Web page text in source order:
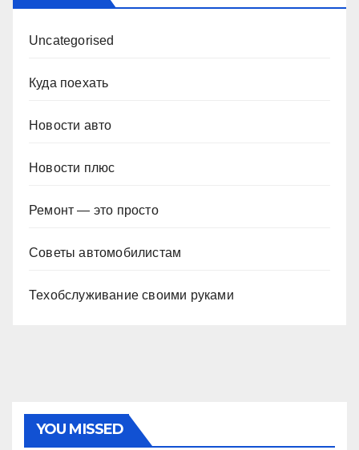
Uncategorised
Куда поехать
Новости авто
Новости плюс
Ремонт — это просто
Советы автомобилистам
Техобслуживание своими руками
YOU MISSED